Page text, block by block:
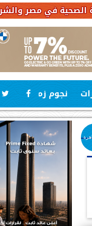
نجوم زمان رياضة